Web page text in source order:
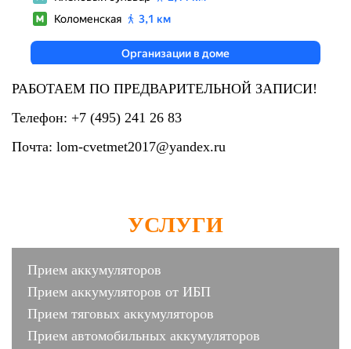
РАБОТАЕМ ПО ПРЕДВАРИТЕЛЬНОЙ ЗАПИСИ!
Телефон: +7 (495) 241 26 83
Почта: lom-cvetmet2017@yandex.ru
УСЛУГИ
Прием аккумуляторов
Прием аккумуляторов от ИБП
Прием тяговых аккумуляторов
Прием автомобильных аккумуляторов